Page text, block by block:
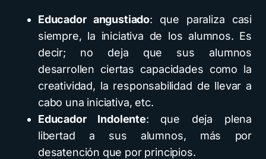
Educador angustiado: que paraliza casi
siempre, la iniciativa de los alumnos. Es
decir; no deja que sus alumnos
desarrollen ciertas capacidades como la
creatividad, la responsabilidad de llevar a
cabo una iniciativa, etc.
Educador Indolente: que deja plena
libertad a sus alumnos, más por
desatención que por principios.